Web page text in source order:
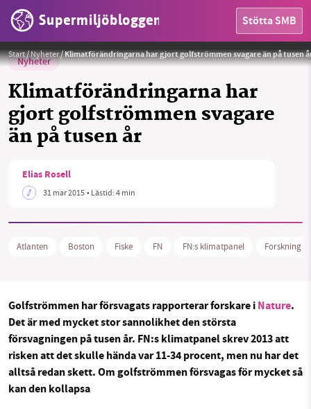
Supermiljöbloggen Stötta SMB
OM OSS
Sök Sparade inlägg Tipsa oss
Facebook Instagram BlueSky
Start/Nyheter/Klimatförändringarna har gjort golfströmmen svagare än på tusen
Nyheter
Klimatförändringarna har
gjort golfströmmen svagare
än på tusen år
RedAndr ( Creative Commons Attribution-Share Alike 4.0),( GNU Free Documentation License)
Elias Rosell
31 mar 2015• Lästid:4 min
Atlanten Boston Fiske FN FN:s klimatpanel Forskning
Golfströmmen har försvagats rapporterar forskare iNature.
Det är med mycket stor sannolikhet den största
försvagningen på tusen år. FN:s klimatpanel skrev 2013 att
risken att det skulle hända var 11-34 procent, men nu har det
alltså redan skett. Om golfströmmen försvagas för mycket så
kan den kollapsa
SMB kämpar för en hållbar framtid. Sedan
starten 2010 har vår ideella redaktion drivit